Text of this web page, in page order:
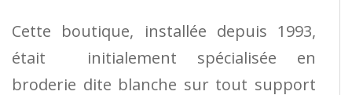
Cette boutique, installée depuis 1993,
était initialement spécialisée en
broderie dite blanche sur tout support